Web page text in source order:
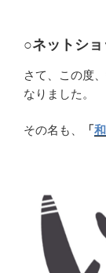
○ネットショ
さて、この度
なりました。
その名も、 「